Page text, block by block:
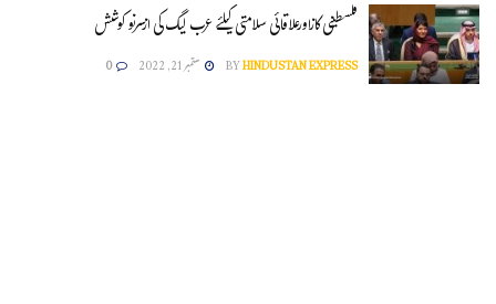
فلسطینی کازاورعلاقائی سلامتی کیلئے عرب لیگ کی ازسرنو کوشش
BYHINDUSTAN EXPRESS ستمبر 21, 2022 0